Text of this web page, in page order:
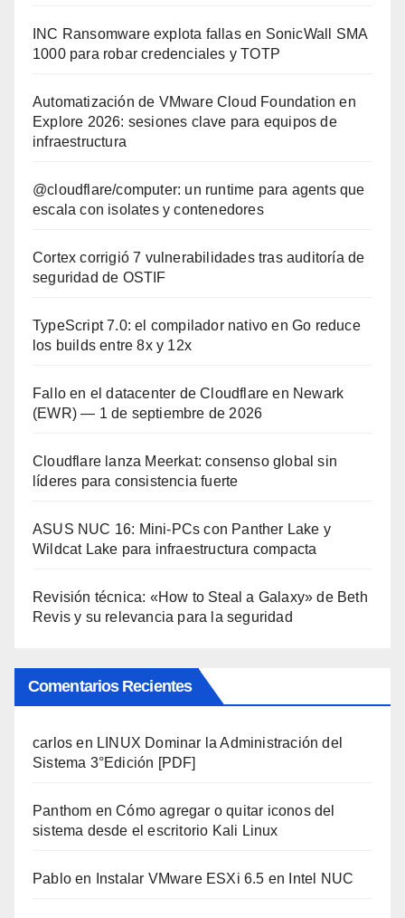
INC Ransomware explota fallas en SonicWall SMA
1000 para robar credenciales y TOTP
Automatización de VMware Cloud Foundation en
Explore 2026: sesiones clave para equipos de
infraestructura
@cloudflare/computer: un runtime para agents que
escala con isolates y contenedores
Cortex corrigió 7 vulnerabilidades tras auditoría de
seguridad de OSTIF
TypeScript 7.0: el compilador nativo en Go reduce
los builds entre 8x y 12x
Fallo en el datacenter de Cloudflare en Newark
(EWR) — 1 de septiembre de 2026
Cloudflare lanza Meerkat: consenso global sin
líderes para consistencia fuerte
ASUS NUC 16: Mini-PCs con Panther Lake y
Wildcat Lake para infraestructura compacta
Revisión técnica: «How to Steal a Galaxy» de Beth
Revis y su relevancia para la seguridad
Comentarios Recientes
carlos en LINUX Dominar la Administración del
Sistema 3°Edición [PDF]
Panthom enCómo agregar o quitar iconos del
sistema desde el escritorio Kali Linux
Pablo en Instalar VMware ESXi 6.5 en Intel NUC